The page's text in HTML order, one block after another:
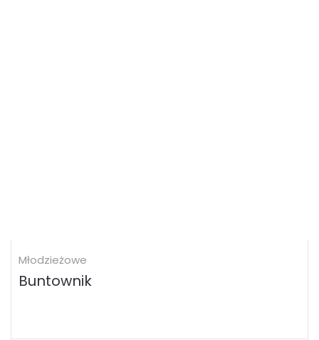
Młodzieżowe
Buntownik